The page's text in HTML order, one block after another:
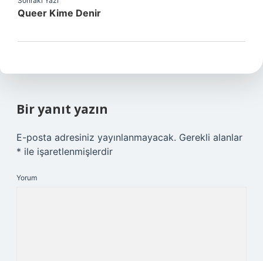
Queer Kime Denir
Bir yanıt yazın
E-posta adresiniz yayınlanmayacak. Gerekli alanlar
* ile işaretlenmişlerdir
Yorum